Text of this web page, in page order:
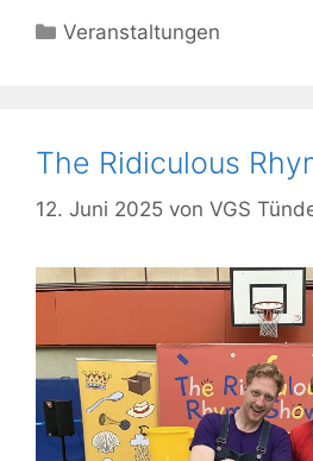
Kategorien
Veranstaltungen
The Ridiculous
12. Juni 2025 von VGS